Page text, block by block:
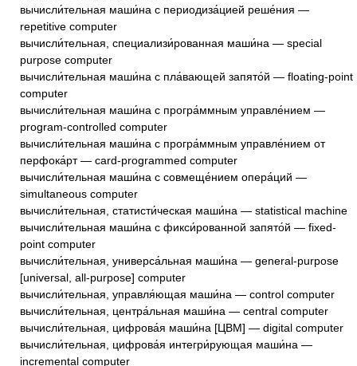
вычисли́тельная маши́на с периодиза́цией реше́ния —
repetitive computer
вычисли́тельная, специализи́рованная маши́на — special
purpose computer
вычисли́тельная маши́на с пла́вающей запято́й — floating-point
computer
вычисли́тельная маши́на с програ́ммным управле́нием —
program-controlled computer
вычисли́тельная маши́на с програ́ммным управле́нием от
перфока́рт — card-programmed computer
вычисли́тельная маши́на с совмеще́нием опера́ций —
simultaneous computer
вычисли́тельная, статисти́ческая маши́на — statistical machine
вычисли́тельная маши́на с фикси́рованной запято́й — fixed-
point computer
вычисли́тельная, универса́льная маши́на — general-purpose
[universal, all-purpose] computer
вычисли́тельная, управля́ющая маши́на — control computer
вычисли́тельная, центра́льная маши́на — central computer
вычисли́тельная, цифрова́я маши́на [ЦВМ] — digital computer
вычисли́тельная, цифрова́я интегри́рующая маши́на —
incremental computer